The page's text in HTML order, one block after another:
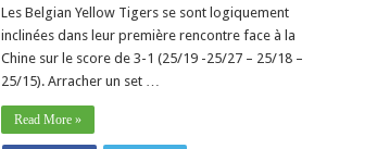
Les Belgian Yellow Tigers se sont logiquement
inclinées dans leur première rencontre face à la
Chine sur le score de 3-1 (25/19 -25/27 – 25/18 –
25/15). Arracher un set …
Read More »